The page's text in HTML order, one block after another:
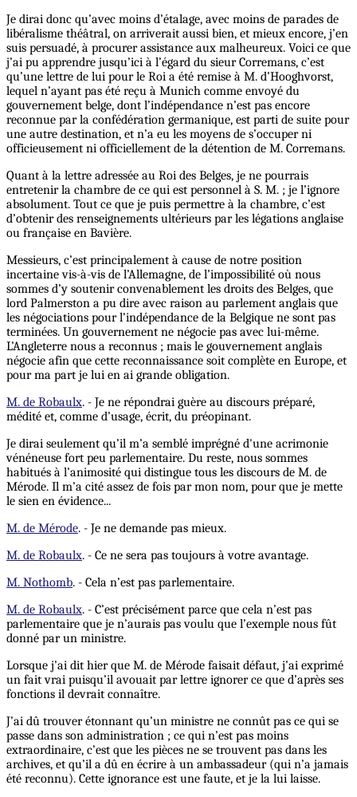
Je dirai donc qu’avec moins d’étalage, avec moins de parades de
libéralisme théâtral, on arriverait aussi bien, et mieux encore, j’en
suis persuadé, à procurer assistance aux malheureux. Voici ce que
j’ai pu apprendre jusqu’ici à l’égard du sieur Corremans, c’est
qu’une lettre de lui pour le Roi a été remise à M. d’Hooghvorst,
lequel n’ayant pas été reçu à Munich comme envoyé du
gouvernement belge, dont l’indépendance n’est pas encore
reconnue par la confédération germanique, est parti de suite pour
une autre destination, et n’a eu les moyens de s’occuper ni
officieusement ni officiellement de la détention de M. Corremans.
Quant à la lettre adressée au Roi des Belges, je ne pourrais
entretenir la chambre de ce qui est personnel à S. M. ; je l’ignore
absolument. Tout ce que je puis permettre à la chambre, c’est
d’obtenir des renseignements ultérieurs par les légations anglaise
ou française en Bavière.
Messieurs, c’est principalement à cause de notre position
incertaine vis-à-vis de l’Allemagne, de l’impossibilité où nous
sommes d’y soutenir convenablement les droits des Belges, que
lord Palmerston a pu dire avec raison au parlement anglais que
les négociations pour l’indépendance de la Belgique ne sont pas
terminées. Un gouvernement ne négocie pas avec lui-même.
L’Angleterre nous a reconnus ; mais le gouvernement anglais
négocie afin que cette reconnaissance soit complète en Europe, et
pour ma part je lui en ai grande obligation.
M. de Robaulx. - Je ne répondrai guère au discours préparé,
médité et, comme d’usage, écrit, du préopinant.
Je dirai seulement qu’il m’a semblé imprégné d'une acrimonie
vénéneuse fort peu parlementaire. Du reste, nous sommes
habitués à l’animosité qui distingue tous les discours de M. de
Mérode. Il m’a cité assez de fois par mon nom, pour que je mette
le sien en évidence...
M. de Mérode. - Je ne demande pas mieux.
M. de Robaulx. - Ce ne sera pas toujours à votre avantage.
M. Nothomb. - Cela n’est pas parlementaire.
M. de Robaulx. - C’est précisément parce que cela n’est pas
parlementaire que je n’aurais pas voulu que l’exemple nous fût
donné par un ministre.
Lorsque j’ai dit hier que M. de Mérode faisait défaut, j’ai exprimé
un fait vrai puisqu’il avouait par lettre ignorer ce que d’après ses
fonctions il devrait connaître.
J’ai dû trouver étonnant qu’un ministre ne connût pas ce qui se
passe dans son administration ; ce qui n’est pas moins
extraordinaire, c’est que les pièces ne se trouvent pas dans les
archives, et qu’il a dû en écrire à un ambassadeur (qui n’a jamais
été reconnu). Cette ignorance est une faute, et je la lui laisse.